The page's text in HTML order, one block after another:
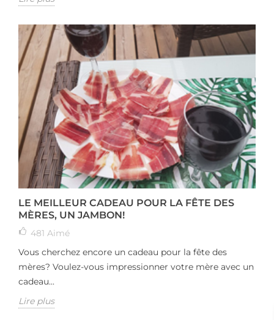
LE MEILLEUR CADEAU POUR LA FÊTE DES
MÈRES, UN JAMBON!
481 Aimé
Vous cherchez encore un cadeau pour la fête des
mères? Voulez-vous impressionner votre mère avec un
cadeau...
Lire plus